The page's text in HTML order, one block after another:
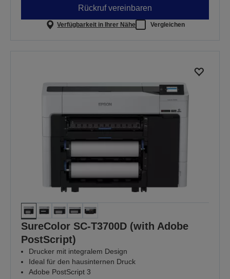
Rückruf vereinbaren
Verfügbarkeit in Ihrer Nähe Vergleichen
SureColor SC-T3700D (with Adobe
PostScript)
Drucker mit integralem Design
Ideal für den hausinternen Druck
Adobe PostScript 3